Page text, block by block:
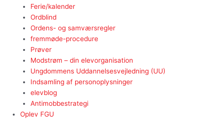
Ferie/kalender
Ordblind
Ordens- og samværsregler
fremmøde-procedure
Prøver
Modstrøm – din elevorganisation
Ungdommens Uddannelsesvejledning (UU)
Indsamling af personoplysninger
elevblog
Antimobbestrategi
Oplev FGU